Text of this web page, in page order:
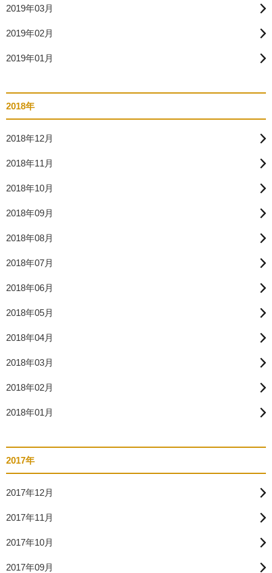
2019年03月
2019年02月
2019年01月
2018年
2018年12月
2018年11月
2018年10月
2018年09月
2018年08月
2018年07月
2018年06月
2018年05月
2018年04月
2018年03月
2018年02月
2018年01月
2017年
2017年12月
2017年11月
2017年10月
2017年09月